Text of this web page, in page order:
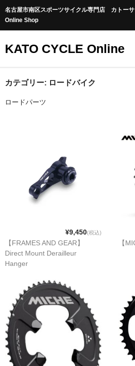
名古屋市南区スポーツサイクル専門店 カトー
Online Shop
KATO CYCLE Online
ホーム
ONEUP COMPONENTS
ロードバイク
グラベル/シクロクロス
トラック・ピスト
パーツカテゴリー
MTB グループセット
MTB リアディレーラー
MTBアクスル
MTBアクセサリー
MTBクランク・チェーンリング
カテゴリー: ロードバイク
ロードパーツ
¥9,450(税込)
【FRAMES AND GEAR】
Direct Mount Derailleur
Hanger
【